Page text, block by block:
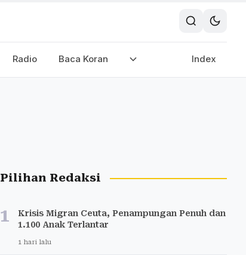
Radio Baca Koran Index
Pilihan Redaksi
1
Krisis Migran Ceuta, Penampungan Penuh dan
1.100 Anak Terlantar
1 hari lalu